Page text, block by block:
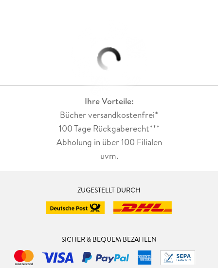
Ihre Vorteile:
Bücher versandkostenfrei*
100 Tage Rückgaberecht***
Abholung in über 100 Filialen
uvm.
ZUGESTELLT DURCH
SICHER & BEQUEM BEZAHLEN